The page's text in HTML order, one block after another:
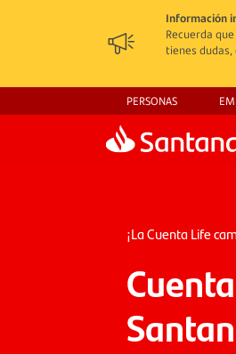
Información
Recuerda
tienes
PERSONAS
¡La Cuenta Life